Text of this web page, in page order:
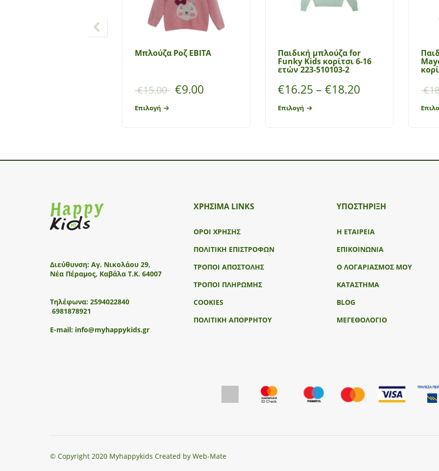
Μπλούζα Ροζ ΕΒΙΤΑ
€15.00 €9.00
Επιλογή
Παιδική μπλούζα for
Funky Kids κορίτσι 6-16
ετών 223-510103-2
€16.25 – €18.20
Επιλογή
€
Διεύθυνση: Αγ. Νικολάου 29,
Νέα Πέραμος, Καβάλα Τ.Κ. 64007
Τηλέφωνα: 2594022840
6981878921
E-mail: info@myhappykids.gr
ΧΡΗΣΙΜΑ LINKS
ΟΡΟΙ ΧΡΗΣΗΣ
ΠΟΛΙΤΙΚΗ ΕΠΙΣΤΡΟΦΩΝ
ΤΡΟΠΟΙ ΑΠΟΣΤΟΛΗΣ
ΤΡΟΠΟΙ ΠΛΗΡΩΜΗΣ
COOKIES
ΠΟΛΙΤΙΚΗ ΑΠΟΡΡΗΤΟΥ
ΥΠΟΣΤΉΡΙΞΗ
Η ΕΤΑΙΡΕΙΑ
ΕΠΙΚΟΙΝΩΝΙΑ
Ο ΛΟΓΑΡΙΑΣΜΟΣ ΜΟΥ
ΚΑΤΑΣΤΗΜΑ
BLOG
ΜΕΓΕΘΟΛΟΓΙΟ
© Copyright 2020 Myhappykids Created by Web-Mate